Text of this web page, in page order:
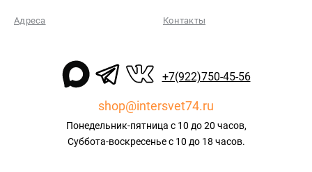
Адреса Контакты
+7(922)750-45-56
shop@intersvet74.ru
Понедельник-пятница с 10 до 20 часов,
Суббота-воскресенье с 10 до 18 часов.